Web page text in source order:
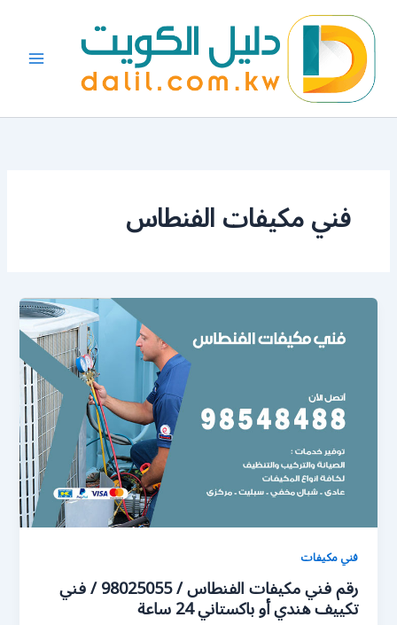
المحتوى
فني مكيفات الفنطاس
فني مكيفات
رقم فني مكيفات الفنطاس / 98025055 / فني
تكييف هندي أو باكستاني 24 ساعة